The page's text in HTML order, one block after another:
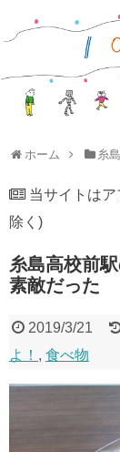
ホーム 糸
当サイトは
除く)
糸島高校前
素敵だった
2019/3/21
よ！ , 食べ物